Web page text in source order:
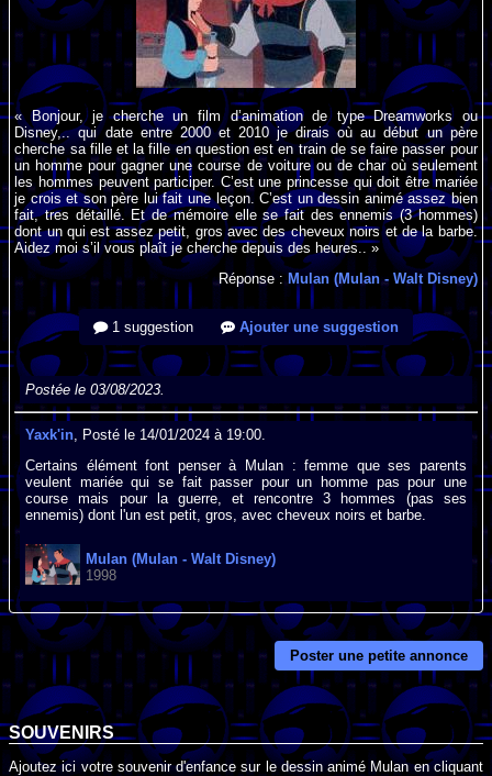
« Bonjour, je cherche un film d’animation de type Dreamworks ou
Disney,.. qui date entre 2000 et 2010 je dirais où au début un père
cherche sa fille et la fille en question est en train de se faire passer pour
un homme pour gagner une course de voiture ou de char où seulement
les hommes peuvent participer. C’est une princesse qui doit être mariée
je crois et son père lui fait une leçon. C’est un dessin animé assez bien
fait, tres détaillé. Et de mémoire elle se fait des ennemis (3 hommes)
dont un qui est assez petit, gros avec des cheveux noirs et de la barbe.
Aidez moi s’il vous plaît je cherche depuis des heures.. »
Réponse :Mulan (Mulan - Walt Disney)
1 suggestion Ajouter une suggestion
Postée le 03/08/2023.
Yaxk'in , Posté le 14/01/2024 à 19:00.
Certains élément font penser à Mulan : femme que ses parents
veulent mariée qui se fait passer pour un homme pas pour une
course mais pour la guerre, et rencontre 3 hommes (pas ses
ennemis) dont l'un est petit, gros, avec cheveux noirs et barbe.
Mulan (Mulan - Walt Disney)
1998
Poster une petite annonce
SOUVENIRS
Ajoutez ici votre souvenir d'enfance sur le dessin animé Mulan en cliquant